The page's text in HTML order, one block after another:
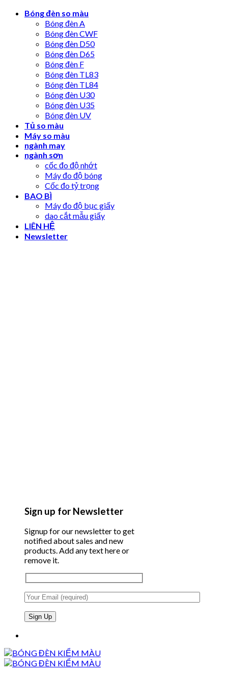
Skip
Bóng đèn so màu
Bóng đèn A
Bóng đèn CWF
Bóng đèn D50
Bóng đèn D65
Bóng đèn F
Bóng đèn TL83
Bóng đèn TL84
Bóng đèn U30
Bóng đèn U35
Bóng đèn UV
Tủ so màu
Máy so màu
ngành may
ngành sơn
cốc đo độ nhớt
Máy đo độ bóng
Cốc đo tỷ trọng
BAO BÌ
Máy đo độ bục giấy
dao cắt mẫu giấy
LIÊN HỆ
Newsletter
Sign up for Newsletter
Signup for our newsletter to get
notified about sales and new
products. Add any text here or
remove it.